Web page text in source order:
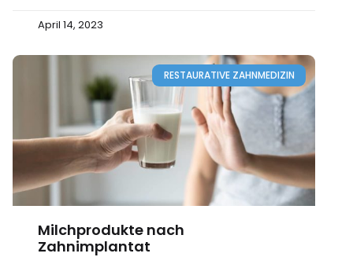
April 14, 2023
RESTAURATIVE ZAHNMEDIZIN
Milchprodukte nach
Zahnimplantat